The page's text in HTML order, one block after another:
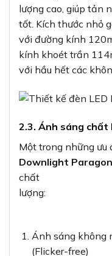
lượng cao, giúp tản
tốt. Kích thước nhỏ
với đường kính
kính khoét trần
với hầu hết các
2.3. Ánh sáng chất
Một trong những ưu
Downlight Paragon
chất
lượng:
Ánh sáng không
(Flicker-free)